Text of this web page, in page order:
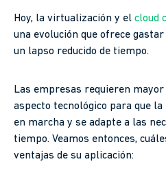
Hoy, la virtualización y el cloud
una evolución que ofrece
un lapso reducido de tiempo.
Las empresas requieren
aspecto tecnológico para que
en marcha y se adapte a las
tiempo. Veamos entonces,
ventajas de su aplicación: